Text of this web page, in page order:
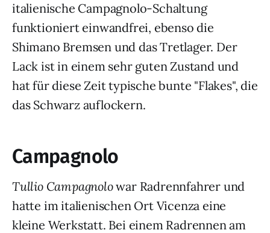
italienische Campagnolo-Schaltung
funktioniert einwandfrei, ebenso die
Shimano Bremsen und das Tretlager. Der
Lack ist in einem sehr guten Zustand und
hat für diese Zeit typische bunte "Flakes", die
das Schwarz auflockern.
Campagnolo
Tullio Campagnolowar Radrennfahrer und
hatte im italienischen Ort Vicenza eine
kleine Werkstatt. Bei einem Radrennen am